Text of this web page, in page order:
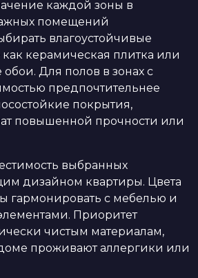
каждой зоны в
помещений
влагоустойчивые
керамическая плитка или
Для полов в зонах с
предпочтительнее
покрытия,
повышенной прочности или
выбранных
дизайном квартиры. Цвета
гармонировать с мебелью и
Приоритет
чистым материалам,
проживают аллергики или